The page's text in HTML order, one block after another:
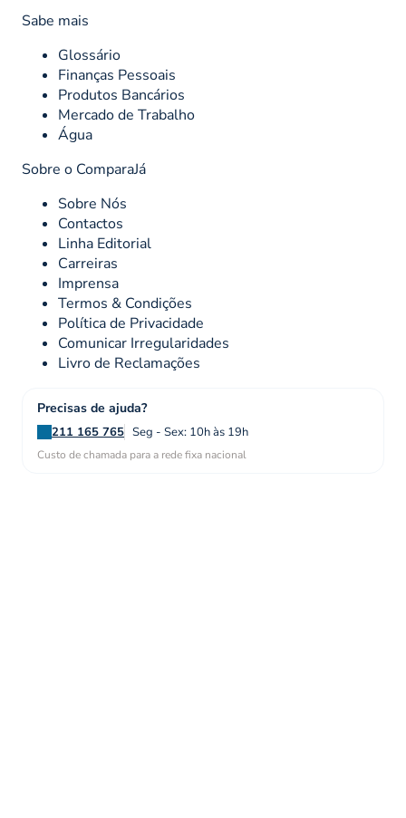
Sabe mais
Glossário
Finanças Pessoais
Produtos Bancários
Mercado de Trabalho
Água
Sobre o ComparaJá
Sobre Nós
Contactos
Linha Editorial
Carreiras
Imprensa
Termos & Condições
Política de Privacidade
Comunicar Irregularidades
Livro de Reclamações
Precisas de ajuda?
211 165 765 Seg - Sex: 10h às 19h
Custo de chamada para a rede fixa nacional